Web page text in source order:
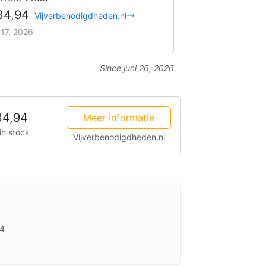
Vijverbenodigdheden.nl
2026
Since juni 26, 2026
in stock
Meer Informatie
Vijverbenodigdheden.nl